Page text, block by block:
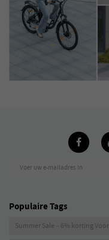
Voer uw e-mailadres in
Populaire Tags
Summer Sale – 6% korting